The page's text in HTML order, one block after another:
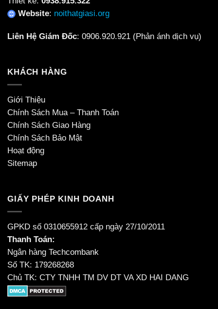
Website: noithatgiasi.org
Liên Hệ Giám Đốc: 0906.920.921 (Phản ánh dịch vụ)
KHÁCH HÀNG
Giới Thiệu
Chính Sách Mua – Thanh Toán
Chính Sách Giao Hàng
Chính Sách Bảo Mật
Hoạt động
Sitemap
GIẤY PHÉP KINH DOANH
GPKD số 0310655912 cấp ngày 27/10/2011
Thanh Toán:
Ngân hàng Techcombank
Số TK: 179268268
Chủ TK: CTY TNHH TM DV DT VA XD HAI DANG